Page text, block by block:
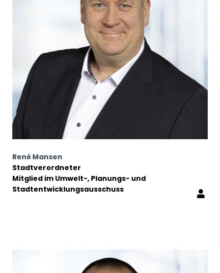
René Mansen
Stadtverordneter
Mitglied im Umwelt-, Planungs- und
Stadtentwicklungsausschuss